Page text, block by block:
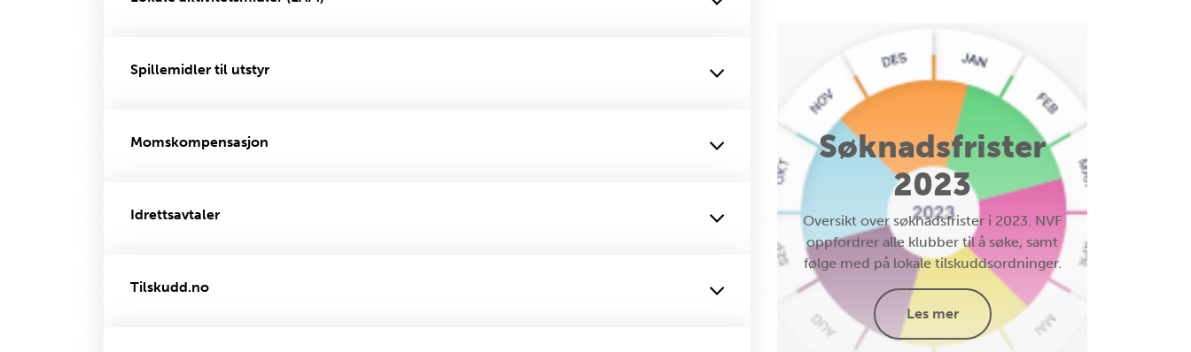
Spillemidler til utstyr
Momskompensasjon
Idrettsavtaler
Tilskudd.no
Søknadsfrister
2023
Oversikt over søknadsfrister i 2023. NVF
oppfordrer alle klubber til å søke, samt
følge med på lokale tilskuddsordninger.
Les mer